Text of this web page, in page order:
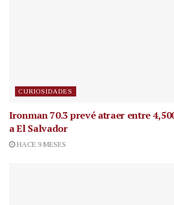
CURIOSIDADES
Ironman 70.3 prevé atraer entre
a El Salvador
HACE 9 MESES